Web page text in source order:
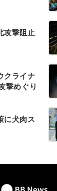
攻撃阻止
クライナ
撃めぐり
に犬肉ス